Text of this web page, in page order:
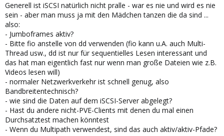
Generell ist iSCSI natürlich nicht pralle - war es nie und wird es nie
sein - aber man muss ja mit den Mädchen tanzen die da sind ...
also:
- Jumboframes aktiv?
- Bitte fio anstelle von dd verwenden (fio kann u.A. auch Multi-
Thread usw., dd ist nur für sequentielles Lesen interessant und
das hat man eigentlich fast nur wenn man große Dateien wie z.B.
Videos lesen will)
- normaler Netzwerkverkehr ist schnell genug, also
Bandbreitentechnisch?
- wie sind die Daten auf dem iSCSI-Server abgelegt?
- Hast du andere nicht-PVE-Clients mit denen du mal einen
Durchsatztest machen könntest
- Wenn du Multipath verwendest, sind das auch aktiv/aktiv-Pfade?